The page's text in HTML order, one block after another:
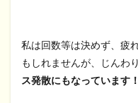
私は回数等は決めず、疲
もしれませんが、じんわ
ス発散にもなっています！